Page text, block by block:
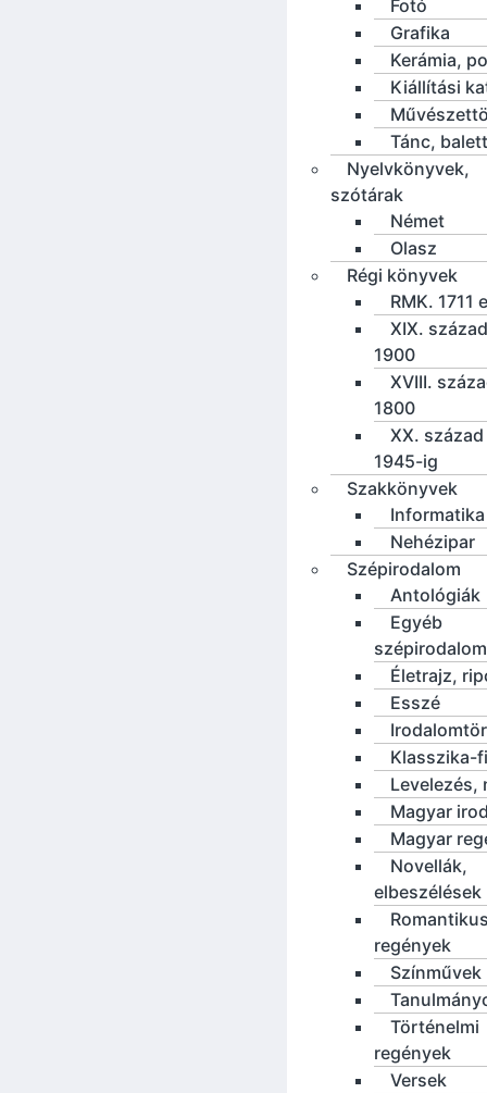
Fotó
Grafika
Kerámia,
Kiállítási
Tánc, balett
Nyelvkönyvek,
szótárak
Német
Olasz
Régi könyvek
RMK. 1711
XIX.
1900
XVIII.
1800
XX.
1945-ig
Szakkönyvek
Informatika
Nehézipar
Szépirodalom
Antológiák
Egyéb
szépirodalom
Életrajz,
Esszé
Klasszika-
Levelezés,
Magyar
Magyar
Novellák,
elbeszélések
regények
Színművek
Történelmi
regények
Versek